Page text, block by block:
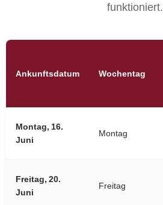
funktioniert.
Ankunftsdatum Wochentag
Montag, 16.
Juni
Montag
Freitag, 20.
Juni
Freitag